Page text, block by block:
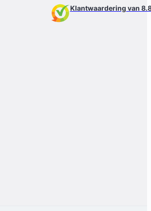
Klantwaardering van